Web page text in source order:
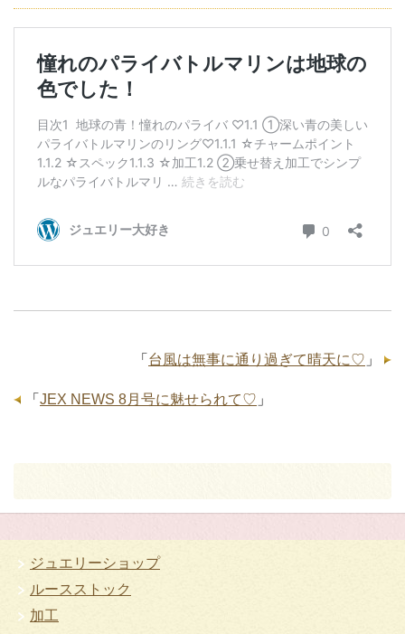
「 台風は無事に通り過ぎて晴天に♡ 」
「 JEX NEWS 8月号に魅せられて♡ 」
ジュエリーショップ
ルースストック
加工